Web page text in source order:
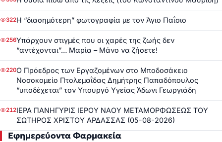
322Η “διασημότερη” φωτογραφία με τον Άγιο Παΐσιο
256Υπάρχουν στιγμές που οι χαρές της ζωής δεν
“αντέχονται”… Μαρία – Μάνο να ζήσετε!
220Ο Πρόεδρος των Εργαζομένων στο Μποδοσάκειο
Νοσοκομείο Πτολεμαΐδας Δημήτρης Παπαδόπουλος
“υποδέχεται” τον Υπουργό Υγείας Άδωνι Γεωργιάδη
212ΙΕΡΑ ΠΑΝΗΓΥΡΙΣ ΙΕΡΟΥ ΝΑΟΥ ΜΕΤΑΜΟΡΦΩΣΕΩΣ ΤΟΥ
ΣΩΤΗΡΟΣ ΧΡΙΣΤΟΥ ΑΡΔΑΣΣΑΣ (05-08-2026)
Εφημερεύοντα Φαρμακεία